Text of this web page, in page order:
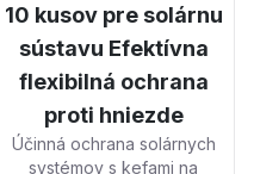
10 kusov pre solárnu
sústavu Efektívna
flexibilná ochrana
proti hniezde
Účinná ochrana solárnych
systémov s kefami na